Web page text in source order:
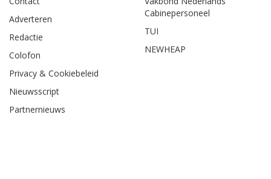
Adverteren
Redactie
Colofon
Privacy & Cookiebeleid
Nieuwsscript
Partnernieuws
Cabinepersoneel
TUI
NEWHEAP